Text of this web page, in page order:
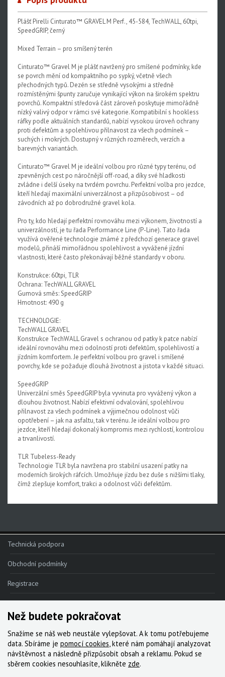
Plášť Pirelli Cinturato™ GRAVEL M Perf., 45-584, TechWALL, 60tpi,
SpeedGRIP, černý
Mixed Terrain – pro smíšený terén
Cinturato™ Gravel M je plášť navržený pro smíšené podmínky, kde
se povrch mění od kompaktního po sypký, včetně všech
přechodných typů. Dezén se středně vysokými a středně
rozmístěnými špunty zaručuje vynikající výkon na širokém spektru
povrchů. Kompaktní středová část zároveň poskytuje mimořádně
nízký valivý odpor v rámci své kategorie. Kompatibilní s hookless
ráfky podle aktuálních standardů, nabízí vysokou úroveň ochrany
proti defektům a spolehlivou přilnavost za všech podmínek –
suchých i mokrých. Dostupný v různých rozměrech, verzích a
barevných variantách.
Cinturato™ Gravel M je ideální volbou pro různé typy terénu, od
zpevněných cest po náročnější off-road, a díky své hladkosti
zvládne i delší úseky na tvrdém povrchu. Perfektní volba pro jezdce,
kteří hledají maximální univerzálnost a přizpůsobivost – od
závodních až po dobrodružné gravel kola.
Pro ty, kdo hledají perfektní rovnováhu mezi výkonem, životností a
univerzálností, je tu řada Performance Line (P-Line). Tato řada
využívá ověřené technologie známé z předchozí generace gravel
modelů, přináší mimořádnou spolehlivost a vyvážené jízdní
vlastnosti, které často překonávají běžné standardy v oboru.
Konstrukce: 60tpi, TLR
Ochrana: TechWALL GRAVEL
Gumová směs: SpeedGRIP
Hmotnost: 490 g
TECHNOLOGIE:
TechWALL GRAVEL
Konstrukce TechWALL Gravel s ochranou od patky k patce nabízí
ideální rovnováhu mezi odolností proti defektům, spolehlivostí a
jízdním komfortem. Je perfektní volbou pro gravel i smíšené
povrchy, kde se požaduje dlouhá životnost a jistota v každé situaci.
SpeedGRIP
Univerzální směs SpeedGRIP byla vyvinuta pro vyvážený výkon a
dlouhou životnost. Nabízí efektivní odvalování, spolehlivou
přilnavost za všech podmínek a výjimečnou odolnost vůči
opotřebení – jak na asfaltu, tak v terénu. Je ideální volbou pro
jezdce, kteří hledají dokonalý kompromis mezi rychlostí, kontrolou
a trvanlivostí.
TLR Tubeless-Ready
Technologie TLR byla navržena pro stabilní usazení patky na
moderních širokých ráfcích. Umožňuje jízdu bez duše s nižšími tlaky,
čímž zlepšuje komfort, trakci a odolnost vůči defektům.
Technická podpora
Obchodní podmínky
Registrace
Reklamace
Kde nakoupit
Kontakt
Servis
Než budete pokračovat
Snažíme se náš web neustále vylepšovat. A k tomu potřebujeme
data. Sbíráme je pomocí cookies, které nám pomáhají analyzovat
návštěvnost a následně přizpůsobit obsah a reklamu. Pokud se
sběrem cookies nesouhlasíte, klikněte zde.